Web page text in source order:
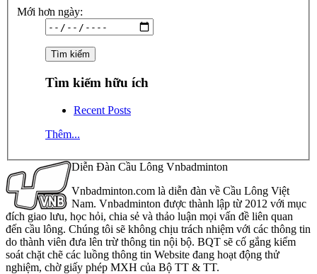
Mới hơn ngày:
Tìm kiếm hữu ích
Recent Posts
Thêm...
Diễn Đàn Cầu Lông Vnbadminton
Vnbadminton.com là diễn đàn về Cầu Lông Việt
Nam. Vnbadminton được thành lập từ 2012 với mục
đích giao lưu, học hỏi, chia sẻ và thảo luận mọi vấn đề liên quan
đến cầu lông. Chúng tôi sẽ không chịu trách nhiệm với các thông tin
do thành viên đưa lên trừ thông tin nội bộ. BQT sẽ cố gắng kiểm
soát chặt chẽ các luồng thông tin Website đang hoạt động thử
nghiệm, chờ giấy phép MXH của Bộ TT & TT.